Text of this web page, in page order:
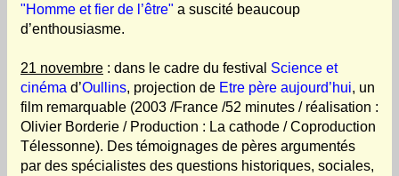
"Homme et fier de l’être" a suscité beaucoup
d’enthousiasme.
21 novembre : dans le cadre du festival Science et
cinéma d’Oullins, projection de Etre père aujourd’hui, un
film remarquable (2003 /France /52 minutes / réalisation :
Olivier Borderie / Production : La cathode / Coproduction
Télessonne). Des témoignages de pères argumentés
par des spécialistes des questions historiques, sociales,